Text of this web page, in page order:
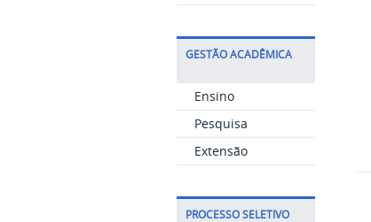
GESTÃO ACADÊMICA
Ensino
Pesquisa
Extensão
PROCESSO SELETIVO